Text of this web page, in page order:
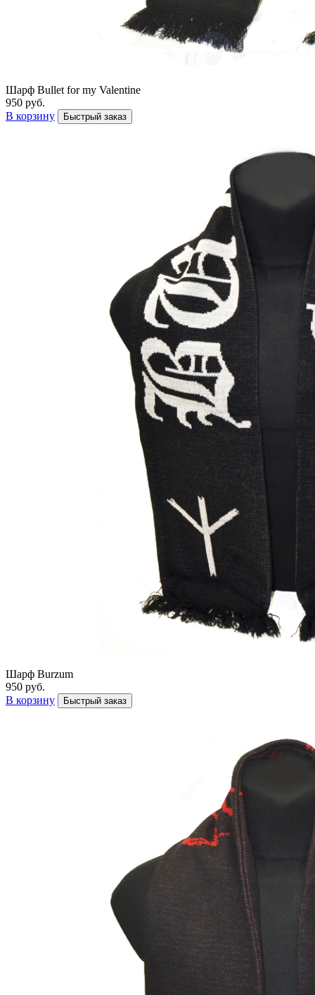
Шарф Bullet for my Valentine
950 руб.
В корзину
Быстрый заказ
Шарф Burzum
950 руб.
В корзину
Быстрый заказ